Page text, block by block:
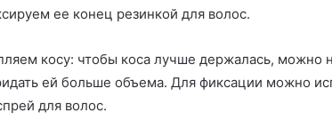
ее конец резинкой для волос.
косу: чтобы коса лучше держалась, можно
ей больше объема. Для фиксации можно
для волос.